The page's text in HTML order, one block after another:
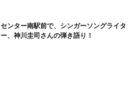
センター南駅前で、シンガーソングライタ
ー、神川圭司さんの弾き語り！